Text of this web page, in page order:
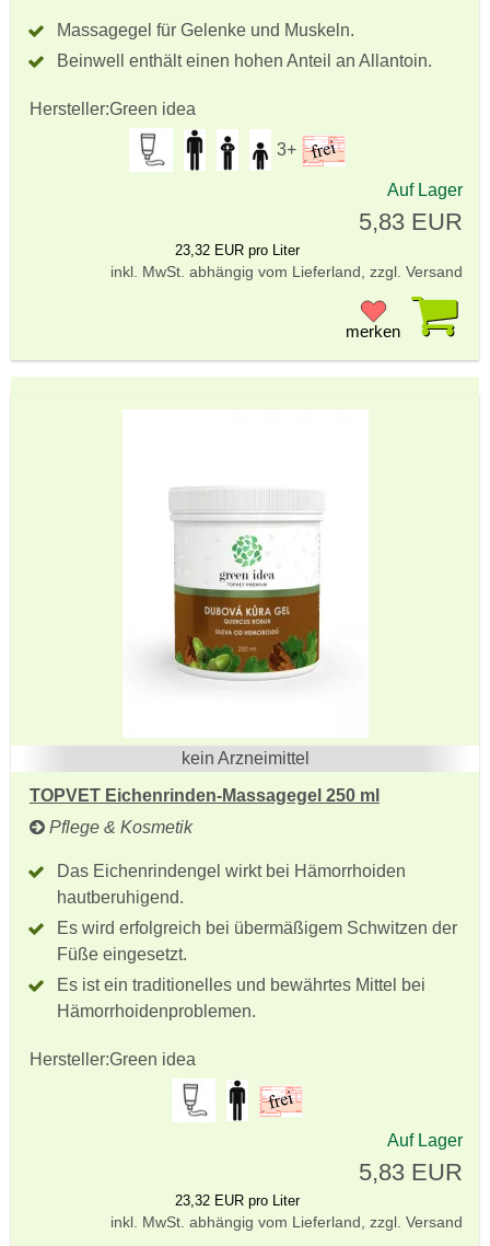
Massagegel für Gelenke und Muskeln.
Beinwell enthält einen hohen Anteil an Allantoin.
Hersteller:Green idea
3+
Auf Lager
5,83 EUR
23,32 EUR pro Liter
inkl. MwSt. abhängig vom Lieferland, zzgl. Versand
merken
kein Arzneimittel
TOPVET Eichenrinden-Massagegel 250 ml
Pflege & Kosmetik
Das Eichenrindengel wirkt bei Hämorrhoiden
hautberuhigend.
Es wird erfolgreich bei übermäßigem Schwitzen der
Füße eingesetzt.
Es ist ein traditionelles und bewährtes Mittel bei
Hämorrhoidenproblemen.
Hersteller:Green idea
Auf Lager
5,83 EUR
23,32 EUR pro Liter
inkl. MwSt. abhängig vom Lieferland, zzgl. Versand